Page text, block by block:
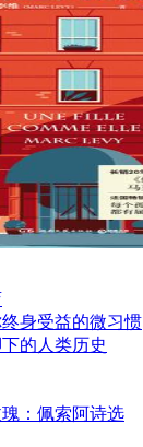
身受益的微习惯
的人类历史
：佩索阿诗选